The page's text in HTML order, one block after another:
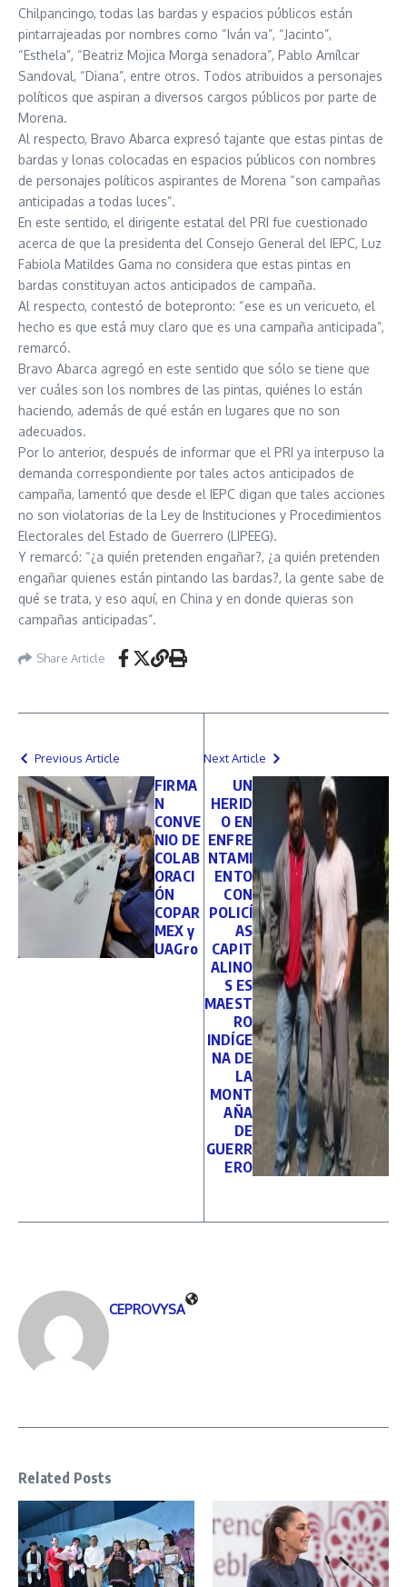
Chilpancingo, todas las bardas y espacios públicos están
pintarrajeadas por nombres como “Iván va”, “Jacinto”,
“Esthela”, “Beatriz Mojica Morga senadora”, Pablo Amílcar
Sandoval, “Diana”, entre otros. Todos atribuidos a personajes
políticos que aspiran a diversos cargos públicos por parte de
Morena.
Al respecto, Bravo Abarca expresó tajante que estas pintas de
bardas y lonas colocadas en espacios públicos con nombres
de personajes políticos aspirantes de Morena “son campañas
anticipadas a todas luces”.
En este sentido, el dirigente estatal del PRI fue cuestionado
acerca de que la presidenta del Consejo General del IEPC, Luz
Fabiola Matildes Gama no considera que estas pintas en
bardas constituyan actos anticipados de campaña.
Al respecto, contestó de botepronto: “ese es un vericueto, el
hecho es que está muy claro que es una campaña anticipada”,
remarcó.
Bravo Abarca agregó en este sentido que sólo se tiene que
ver cuáles son los nombres de las pintas, quiénes lo están
haciendo, además de qué están en lugares que no son
adecuados.
Por lo anterior, después de informar que el PRI ya interpuso la
demanda correspondiente por tales actos anticipados de
campaña, lamentó que desde el IEPC digan que tales acciones
no son violatorias de la Ley de Instituciones y Procedimientos
Electorales del Estado de Guerrero (LIPEEG).
Y remarcó: “¿a quién pretenden engañar?, ¿a quién pretenden
engañar quienes están pintando las bardas?, la gente sabe de
qué se trata, y eso aquí, en China y en donde quieras son
campañas anticipadas”.
Share Article
Previous Article
FIRMA
N
CONVE
NIO DE
COLAB
ORACI
ÓN
COPAR
MEX y
UAGro
Next Article
UN
HERID
O EN
ENFRE
NTAMI
ENTO
CON
POLICÍ
AS
CAPIT
ALINO
S ES
MAEST
RO
INDÍGE
NA DE
LA
MONT
AÑA
DE
GUERR
ERO
CEPROVYSA
Related Posts